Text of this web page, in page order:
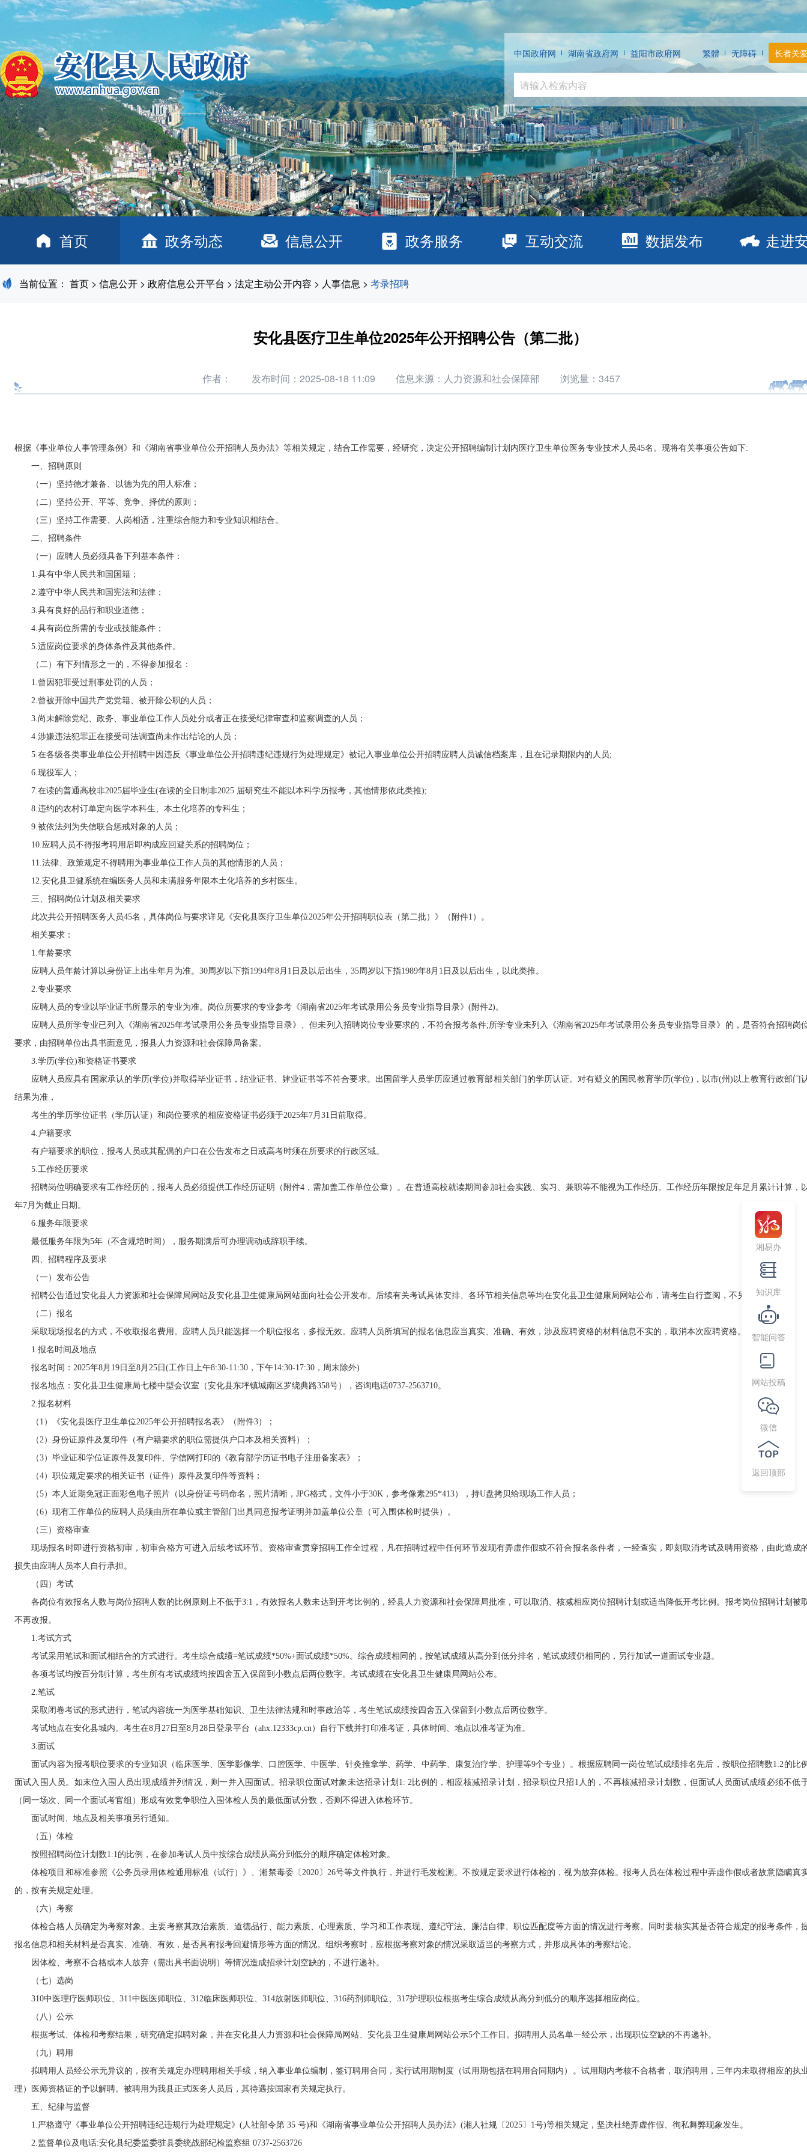
中国政府网 湖南省政府网 益阳市政府网 繁體 无障碍 长者关
首页 政务动态 信息公开 政务服务 互动交流 数据发布 走进
当前位置： 首页 > 信息公开 > 政府信息公开平台 > 法定主动公开内容 > 人事信息 > 考录招聘
安化县医疗卫生单位2025年公开招聘公告（第二批）
作者： 发布时间：2025-08-18 11:09 信息来源：人力资源和社会保障部 浏览量： 3457
根据《事业单位人事管理条例》和《湖南省事业单位公开招聘人员办法》等相关规定，结合工作需要，经研究，决定公开招聘编制计划内医疗卫生单位医务专业技术人员45名。现将有关事项公告如下:
一、招聘原则
（一）坚持德才兼备、以德为先的用人标准；
（二）坚持公开、平等、竞争、择优的原则；
（三）坚持工作需要、人岗相适，注重综合能力和专业知识相结合。
二、招聘条件
（一）应聘人员必须具备下列基本条件：
1.具有中华人民共和国国籍；
2.遵守中华人民共和国宪法和法律；
3.具有良好的品行和职业道德；
4.具有岗位所需的专业或技能条件；
5.适应岗位要求的身体条件及其他条件。
（二）有下列情形之一的，不得参加报名：
1.曾因犯罪受过刑事处罚的人员；
2.曾被开除中国共产党党籍、被开除公职的人员；
3.尚未解除党纪、政务、事业单位工作人员处分或者正在接受纪律审查和监察调查的人员；
4.涉嫌违法犯罪正在接受司法调查尚未作出结论的人员；
5.在各级各类事业单位公开招聘中因违反《事业单位公开招聘违纪违规行为处理规定》被记入事业单位公开招聘应聘人员诚信档案库，且在记录期限内的人员;
6.现役军人；
7.在读的普通高校非2025届毕业生(在读的全日制非2025 届研究生不能以本科学历报考，其他情形依此类推);
8.违约的农村订单定向医学本科生、本土化培养的专科生；
9.被依法列为失信联合惩戒对象的人员；
10.应聘人员不得报考聘用后即构成应回避关系的招聘岗位；
11.法律、政策规定不得聘用为事业单位工作人员的其他情形的人员；
12.安化县卫健系统在编医务人员和未满服务年限本土化培养的乡村医生。
三、招聘岗位计划及相关要求
此次共公开招聘医务人员45名，具体岗位与要求详见《安化县医疗卫生单位2025年公开招聘职位表（第二批）》（附件1）。
相关要求：
1.年龄要求
应聘人员年龄计算以身份证上出生年月为准。30周岁以下指1994年8月1日及以后出生，35周岁以下指1989年8月1日及以后出生，以此类推。
2.专业要求
应聘人员的专业以毕业证书所显示的专业为准。岗位所要求的专业参考《湖南省2025年考试录用公务员专业指导目录》(附件2)。
应聘人员所学专业已列入《湖南省2025年考试录用公务员专业指导目录》、但未列入招聘岗位专业要求的，不符合报考条件;所学专业未列入《湖南省2025年考试录用公务员专业指导目录》的，是否符合招聘岗
要求，由招聘单位出具书面意见，报县人力资源和社会保障局备案。
3.学历(学位)和资格证书要求
应聘人员应具有国家承认的学历(学位)并取得毕业证书，结业证书、肄业证书等不符合要求。出国留学人员学历应通过教育部相关部门的学历认证。对有疑义的国民教育学历(学位)，以市(州)以上教育行政部门
结果为准，
考生的学历学位证书（学历认证）和岗位要求的相应资格证书必须于2025年7月31日前取得。
4.户籍要求
有户籍要求的职位，报考人员或其配偶的户口在公告发布之日或高考时须在所要求的行政区域。
5.工作经历要求
招聘岗位明确要求有工作经历的，报考人员必须提供工作经历证明（附件4，需加盖工作单位公章）。在普通高校就读期间参加社会实践、实习、兼职等不能视为工作经历。工作经历年限按足年足月累计计算，
年7月为截止日期。
6.服务年限要求
最低服务年限为5年（不含规培时间），服务期满后可办理调动或辞职手续。
四、招聘程序及要求
（一）发布公告
招聘公告通过安化县人力资源和社会保障局网站及安化县卫生健康局网站面向社会公开发布。后续有关考试具体安排、各环节相关信息等均在安化县卫生健康局网站公布，请考生自行查阅，不另行通知。
（二）报名
采取现场报名的方式，不收取报名费用。应聘人员只能选择一个职位报名，多报无效。应聘人员所填写的报名信息应当真实、准确、有效，涉及应聘资格的材料信息不实的，取消本次应聘资格。
1.报名时间及地点
报名时间：2025年8月19日至8月25日(工作日上午8:30-11:30，下午14:30-17:30，周末除外)
报名地点：安化县卫生健康局七楼中型会议室（安化县东坪镇城南区罗绕典路358号），咨询电话0737-2563710。
2.报名材料
（1）《安化县医疗卫生单位2025年公开招聘报名表》（附件3）；
（2）身份证原件及复印件（有户籍要求的职位需提供户口本及相关资料）；
（3）毕业证和学位证原件及复印件、学信网打印的《教育部学历证书电子注册备案表》；
（4）职位规定要求的相关证书（证件）原件及复印件等资料；
（5）本人近期免冠正面彩色电子照片（以身份证号码命名，照片清晰，JPG格式，文件小于30K，参考像素295*413），持U盘拷贝给现场工作人员；
（6）现有工作单位的应聘人员须由所在单位或主管部门出具同意报考证明并加盖单位公章（可入围体检时提供）。
（三）资格审查
现场报名时即进行资格初审，初审合格方可进入后续考试环节。资格审查贯穿招聘工作全过程，凡在招聘过程中任何环节发现有弄虚作假或不符合报名条件者，一经查实，即刻取消考试及聘用资格，由此造成
损失由应聘人员本人自行承担。
（四）考试
各岗位有效报名人数与岗位招聘人数的比例原则上不低于3:1，有效报名人数未达到开考比例的，经县人力资源和社会保障局批准，可以取消、核减相应岗位招聘计划或适当降低开考比例。报考岗位招聘计划被
不再改报。
1.考试方式
考试采用笔试和面试相结合的方式进行。考生综合成绩=笔试成绩*50%+面试成绩*50%。综合成绩相同的，按笔试成绩从高分到低分排名，笔试成绩仍相同的，另行加试一道面试专业题。
各项考试均按百分制计算，考生所有考试成绩均按四舍五入保留到小数点后两位数字。考试成绩在安化县卫生健康局网站公布。
2.笔试
采取闭卷考试的形式进行，笔试内容统一为医学基础知识、卫生法律法规和时事政治等，考生笔试成绩按四舍五入保留到小数点后两位数字。
考试地点在安化县城内。考生在8月27日至8月28日登录平台（ahx.12333cp.cn）自行下载并打印准考证，具体时间、地点以准考证为准。
3.面试
面试内容为报考职位要求的专业知识（临床医学、医学影像学、口腔医学、中医学、针灸推拿学、药学、中药学、康复治疗学、护理等9个专业）。根据应聘同一岗位笔试成绩排名先后，按职位招聘数1:2的比
面试入围人员。如末位入围人员出现成绩并列情况，则一并入围面试。招录职位面试对象未达招录计划1: 2比例的，相应核减招录计划，招录职位只招1人的，不再核减招录计划数，但面试人员面试成绩必须不低
（同一场次、同一个面试考官组）形成有效竞争职位入围体检人员的最低面试分数，否则不得进入体检环节。
面试时间、地点及相关事项另行通知。
（五）体检
按照招聘岗位计划数1:1的比例，在参加考试人员中按综合成绩从高分到低分的顺序确定体检对象。
体检项目和标准参照《公务员录用体检通用标准（试行）》、湘禁毒委〔2020〕26号等文件执行，并进行毛发检测。不按规定要求进行体检的，视为放弃体检。报考人员在体检过程中弄虚作假或者故意隐瞒真
的，按有关规定处理。
（六）考察
体检合格人员确定为考察对象。主要考察其政治素质、道德品行、能力素质、心理素质、学习和工作表现、遵纪守法、廉洁自律、职位匹配度等方面的情况进行考察。同时要核实其是否符合规定的报考条件，
报名信息和相关材料是否真实、准确、有效，是否具有报考回避情形等方面的情况。组织考察时，应根据考察对象的情况采取适当的考察方式，并形成具体的考察结论。
因体检、考察不合格或本人放弃（需出具书面说明）等情况造成招录计划空缺的，不进行递补。
（七）选岗
310中医理疗医师职位、311中医医师职位、312临床医师职位、314放射医师职位、316药剂师职位、317护理职位根据考生综合成绩从高分到低分的顺序选择相应岗位。
（八）公示
根据考试、体检和考察结果，研究确定拟聘对象，并在安化县人力资源和社会保障局网站、安化县卫生健康局网站公示5个工作日。拟聘用人员名单一经公示，出现职位空缺的不再递补。
（九）聘用
拟聘用人员经公示无异议的，按有关规定办理聘用相关手续，纳入事业单位编制，签订聘用合同，实行试用期制度（试用期包括在聘用合同期内）。试用期内考核不合格者，取消聘用，三年内未取得相应的执
理）医师资格证的予以解聘。被聘用为我县正式医务人员后，其待遇按国家有关规定执行。
五、纪律与监督
1.严格遵守《事业单位公开招聘违纪违规行为处理规定》(人社部令第 35 号)和《湖南省事业单位公开招聘人员办法》(湘人社规〔2025〕1号)等相关规定，坚决杜绝弄虚作假、徇私舞弊现象发生。
2.监督单位及电话:安化县纪委监委驻县委统战部纪检监察组 0737-2563726
湘易办
知识库
智能问答
网站投稿
微信
返回顶部